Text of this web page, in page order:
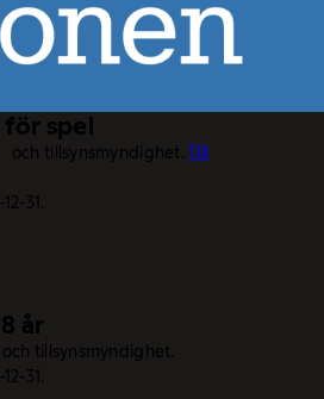
för spel
och tillsynsmyndighet.Till
31.
år
tillsynsmyndighet.
31.